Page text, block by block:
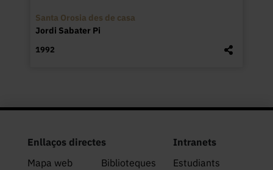
Santa Orosia des de casa
Jordi Sabater Pi
1992
Enllaços directes
Mapa web
Biblioteques
Intranets
Estudiants